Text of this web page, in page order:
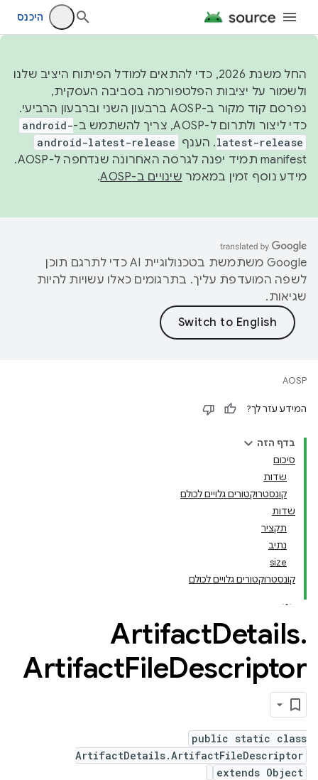
היכנס
החל משנת 2026, כדי להתאים למודל הפיתוח היציב שלנו
ולשמור על יציבות הפלטפורמה בסביבה העסקית,
נפרסם קוד מקור ב-AOSP ברבעון השני וברבעון הרביעי.
כדי ליצור ולתרום ל-AOSP, צריך להשתמש ב-
android-
latest-release. הענף android-latest-release
manifest תמיד יפנה לגרסה האחרונה שנדחפה ל-AOSP.
מידע נוסף זמין במאמר שינויים ב-AOSP .
‫Google משתמשת בטכנולוגיית AI כדי לתרגם תוכן
לשפה המועדפת עליך. בתרגומים כאלו עשויות להיות
שגיאות.
AOSP
המידע עזר לך?
בדף הזה
סיכום
שדות
קונסטרוקטורים גלויים לכולם
שדות
תקציר
נתיב
size
קונסטרוקטורים גלויים לכולם
ArtifactDetails.
ArtifactFileDescriptor
public static class
ArtifactDetails.ArtifactFileDescriptor
extends Object